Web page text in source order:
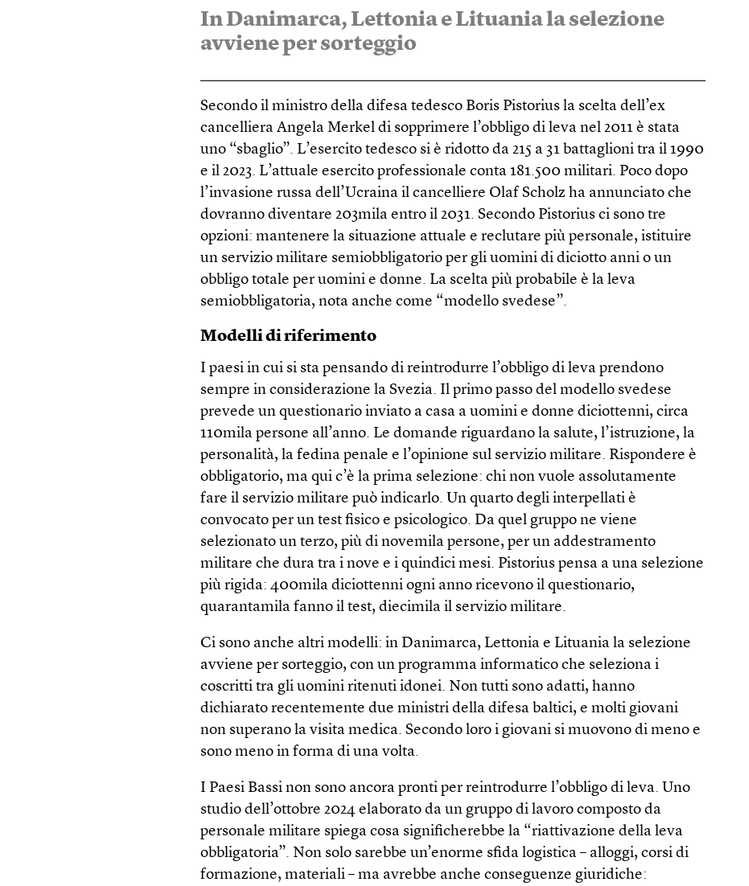
In Danimarca, Lettonia e Lituania la selezione
avviene per sorteggio
Secondo il ministro della difesa tedesco Boris Pistorius la scelta dell’ex
cancelliera Angela Merkel di sopprimere l’obbligo di leva nel 2011 è stata
uno “sbaglio”. L’esercito tedesco si è ridotto da 215 a 31 battaglioni tra il 1990
e il 2023. L’attuale esercito professionale conta 181.500 militari. Poco dopo
l’invasione russa dell’Ucraina il cancelliere Olaf Scholz ha annunciato che
dovranno diventare 203mila entro il 2031. Secondo Pistorius ci sono tre
opzioni: mantenere la situazione attuale e reclutare più personale, istituire
un servizio militare semiobbligatorio per gli uomini di diciotto anni o un
obbligo totale per uomini e donne. La scelta più probabile è la leva
semiobbligatoria, nota anche come “modello svedese”.
Modelli di riferimento
I paesi in cui si sta pensando di reintrodurre l’obbligo di leva prendono
sempre in considerazione la Svezia. Il primo passo del modello svedese
prevede un questionario inviato a casa a uomini e donne diciottenni, circa
110mila persone all’anno. Le domande riguardano la salute, l’istruzione, la
personalità, la fedina penale e l’opinione sul servizio militare. Rispondere è
obbligatorio, ma qui c’è la prima selezione: chi non vuole assolutamente
fare il servizio militare può indicarlo. Un quarto degli interpellati è
convocato per un test fisico e psicologico. Da quel gruppo ne viene
selezionato un terzo, più di novemila persone, per un addestramento
militare che dura tra i nove e i quindici mesi. Pistorius pensa a una selezione
più rigida: 400mila diciottenni ogni anno ricevono il questionario,
quarantamila fanno il test, diecimila il servizio militare.
Ci sono anche altri modelli: in Danimarca, Lettonia e Lituania la selezione
avviene per sorteggio, con un programma informatico che seleziona i
coscritti tra gli uomini ritenuti idonei. Non tutti sono adatti, hanno
dichiarato recentemente due ministri della difesa baltici, e molti giovani
non superano la visita medica. Secondo loro i giovani si muovono di meno e
sono meno in forma di una volta.
I Paesi Bassi non sono ancora pronti per reintrodurre l’obbligo di leva. Uno
studio dell’ottobre 2024 elaborato da un gruppo di lavoro composto da
personale militare spiega cosa significherebbe la “riattivazione della leva
obbligatoria”. Non solo sarebbe un’enorme sfida logistica – alloggi, corsi di
formazione, materiali – ma avrebbe anche conseguenze giuridiche: